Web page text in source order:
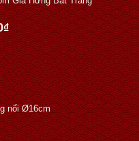
₫
nổi Ø16cm